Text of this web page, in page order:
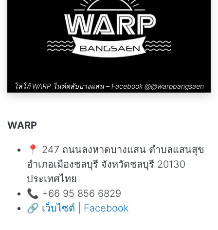
โลโก้ WARP ไนท์คลับบางแสน – Facebook @@warpbangsaen
WARP
📍 247 ถนนลงหาดบางแสน ตำบลแสนสุข
อำเภอเมืองชลบุรี จังหวัดชลบุรี 20130
ประเทศไทย
📞 +66 95 856 6829
🔗 เว็บไซต์ Facebook